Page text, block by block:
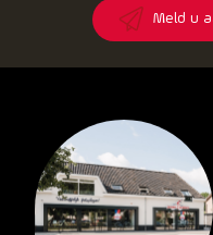
Meld u